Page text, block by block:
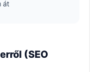
át
(SEO